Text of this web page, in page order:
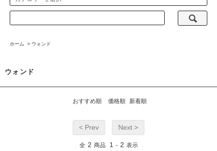
ホーム > ウォンド
ウォンド
おすすめ順 価格順 新着順
< Prev Next >
全 2 商品 1 - 2 表示